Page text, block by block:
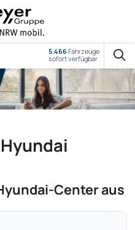
5.466Fahrzeuge
sofort verfügbar
Center aus